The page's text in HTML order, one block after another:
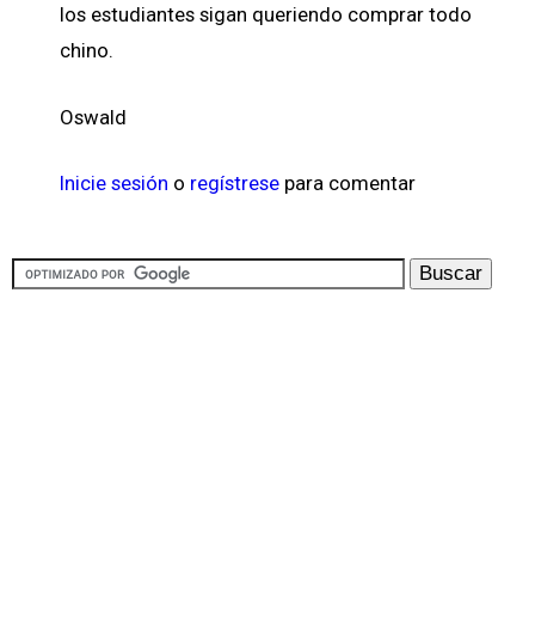
los estudiantes sigan queriendo comprar todo
chino.
Oswald
Inicie sesión o regístrese para comentar